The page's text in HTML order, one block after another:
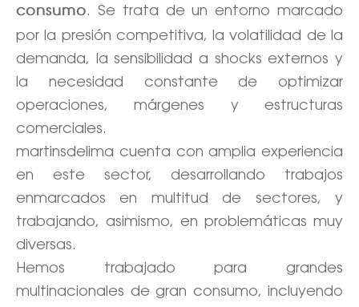
consumo. Se trata de un entorno marcado
por la presión competitiva, la volatilidad de la
demanda, la sensibilidad a shocks externos y
la necesidad constante de optimizar
operaciones, márgenes y estructuras
comerciales.
martinsdelima cuenta con amplia experiencia
en este sector, desarrollando trabajos
enmarcados en multitud de sectores, y
trabajando, asimismo, en problemáticas muy
diversas.
Hemos trabajado para grandes
multinacionales de gran consumo, incluyendo